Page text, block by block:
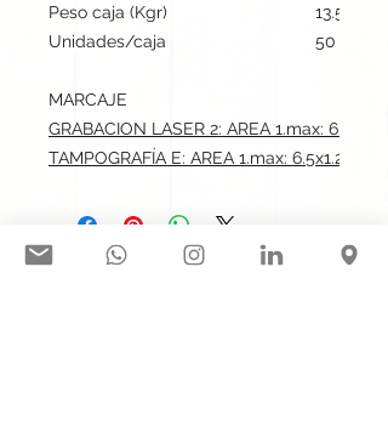
Peso caja (Kgr)
13.5
Unidades/caja
50
MARCAJE
GRABACION LASER 2: AREA 1.max: 6.5x1.2
TAMPOGRAFÍA E: AREA 1.max: 6.5x1.2 cm